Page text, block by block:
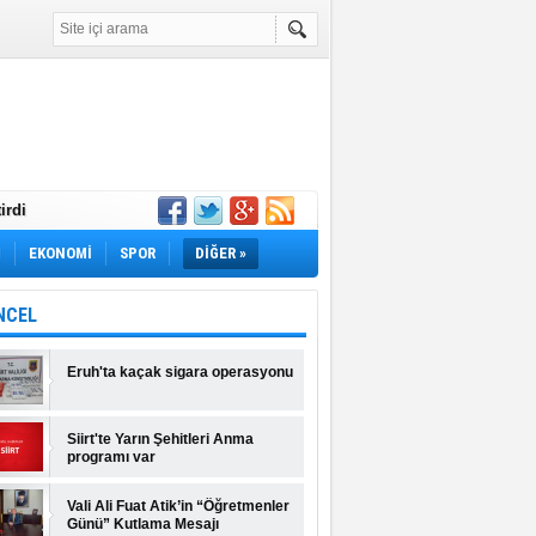
İş Arayanlar
Açıklandı!
Fiyatlar ve
EKONOMİ SPOR DİĞER »
Eruh'ta kaçak sigara operasyonu
Siirt'te Yarın Şehitleri Anma
programı var
Vali Ali Fuat Atik’in “Öğretmenler
Günü” Kutlama Mesajı